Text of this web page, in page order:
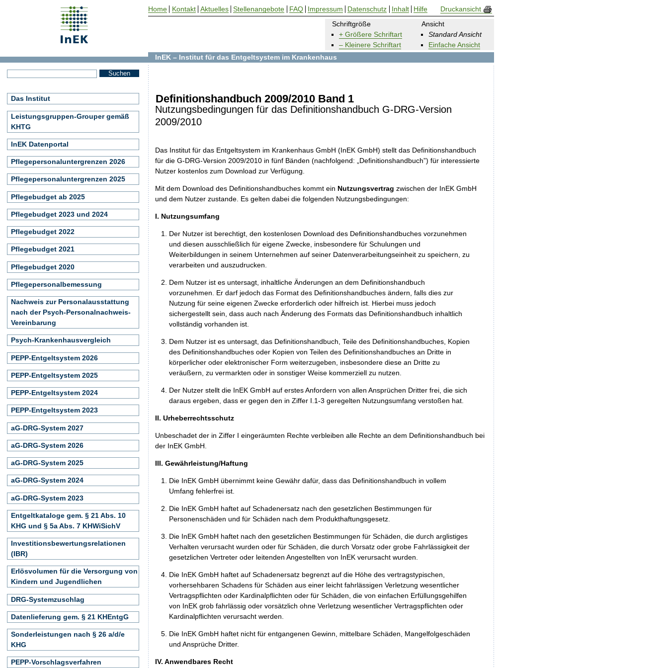
Definitionshandbuch 2009/2010 Band 1
Schriftgröße
+ Größere Schriftart
– Kleinere Schriftart
Ansicht
Standard Ansicht
Einfache Ansicht
Nutzungsbedingungen für das Definitionshandbuch G-DRG-Version
2009/2010
Das Institut für das Entgeltsystem im Krankenhaus GmbH (InEK GmbH) stellt das Definitionshandbuch
für die G-DRG-Version 2009/2010 in fünf Bänden (nachfolgend: „Definitionshandbuch”) für interessierte
Nutzer kostenlos zum Download zur Verfügung.
Mit dem Download des Definitionshandbuches kommt ein Nutzungsvertrag zwischen der InEK GmbH
und dem Nutzer zustande. Es gelten dabei die folgenden Nutzungsbedingungen:
I. Nutzungsumfang
Der Nutzer ist berechtigt, den kostenlosen Download des Definitionshandbuches vorzunehmen
und diesen ausschließlich für eigene Zwecke, insbesondere für Schulungen und
Weiterbildungen in seinem Unternehmen auf seiner Datenverarbeitungseinheit zu speichern, zu
verarbeiten und auszudrucken.
Dem Nutzer ist es untersagt, inhaltliche Änderungen an dem Definitionshandbuch
vorzunehmen. Er darf jedoch das Format des Definitionshandbuches ändern, falls dies zur
Nutzung für seine eigenen Zwecke erforderlich oder hilfreich ist. Hierbei muss jedoch
sichergestellt sein, dass auch nach Änderung des Formats das Definitionshandbuch inhaltlich
vollständig vorhanden ist.
Dem Nutzer ist es untersagt, das Definitionshandbuch, Teile des Definitionshandbuches, Kopien
des Definitionshandbuches oder Kopien von Teilen des Definitionshandbuches an Dritte in
körperlicher oder elektronischer Form weiterzugeben, insbesondere diese an Dritte zu
veräußern, zu vermarkten oder in sonstiger Weise kommerziell zu nutzen.
Der Nutzer stellt die InEK GmbH auf erstes Anfordern von allen Ansprüchen Dritter frei, die sich
daraus ergeben, dass er gegen den in Ziffer I.1-3 geregelten Nutzungsumfang verstoßen hat.
II. Urheberrechtsschutz
Unbeschadet der in Ziffer I eingeräumten Rechte verbleiben alle Rechte an dem Definitionshandbuch bei
der InEK GmbH.
III. Gewährleistung/Haftung
Die InEK GmbH übernimmt keine Gewähr dafür, dass das Definitionshandbuch in vollem
Umfang fehlerfrei ist.
Die InEK GmbH haftet auf Schadenersatz nach den gesetzlichen Bestimmungen für
Personenschäden und für Schäden nach dem Produkthaftungsgesetz.
Die InEK GmbH haftet nach den gesetzlichen Bestimmungen für Schäden, die durch arglistiges
Verhalten verursacht wurden oder für Schäden, die durch Vorsatz oder grobe Fahrlässigkeit der
gesetzlichen Vertreter oder leitenden Angestellten von InEK verursacht wurden.
Die InEK GmbH haftet auf Schadenersatz begrenzt auf die Höhe des vertragstypischen,
vorhersehbaren Schadens für Schäden aus einer leicht fahrlässigen Verletzung wesentlicher
Vertragspflichten oder Kardinalpflichten oder für Schäden, die von einfachen Erfüllungsgehilfen
von InEK grob fahrlässig oder vorsätzlich ohne Verletzung wesentlicher Vertragspflichten oder
Kardinalpflichten verursacht werden.
Die InEK GmbH haftet nicht für entgangenen Gewinn, mittelbare Schäden, Mangelfolgeschäden
und Ansprüche Dritter.
IV. Anwendbares Recht
InEK – Institut für das Entgeltsystem im Krankenhaus
Das Institut
Leistungsgruppen-Grouper gemäß
KHTG
InEK Datenportal
Pflegepersonaluntergrenzen 2026
Pflegepersonaluntergrenzen 2025
Pflegebudget ab 2025
Pflegebudget 2023 und 2024
Pflegebudget 2022
Pflegebudget 2021
Pflegebudget 2020
Pflegepersonalbemessung
Nachweis zur Personalausstattung
nach der Psych-Personalnachweis-
Vereinbarung
Psych-Krankenhausvergleich
PEPP-Entgeltsystem 2026
PEPP-Entgeltsystem 2025
PEPP-Entgeltsystem 2024
PEPP-Entgeltsystem 2023
aG-DRG-System 2027
aG-DRG-System 2026
aG-DRG-System 2025
aG-DRG-System 2024
aG-DRG-System 2023
Entgeltkataloge gem. § 21 Abs. 10
KHG und § 5a Abs. 7 KHWiSichV
Investitionsbewertungsrelationen
(IBR)
Erlösvolumen für die Versorgung von
Kindern und Jugendlichen
DRG-Systemzuschlag
Datenlieferung gem. § 21 KHEntgG
Sonderleistungen nach § 26 a/d/e
KHG
PEPP-Vorschlagsverfahren
Home Kontakt Aktuelles Stellenangebote FAQ Impressum Datenschutz Inhalt Hilfe Druckansicht